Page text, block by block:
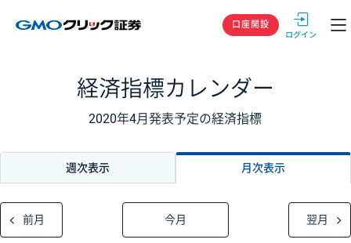
GMOクリック
口座開設
経済指標カレンダー
2020年4月発表予定の経済指標
週次表示 月次表示
前月 今月 翌月